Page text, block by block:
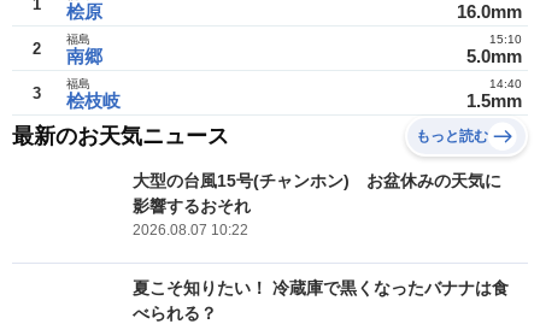
1 桧原 16.0mm
2 南郷
福島
5.0mm
15:10
3 桧枝岐
福島
1.5mm
14:40
最新のお天気ニュース もっと読む
大型の台風15号(チャンホン) お盆休みの天気に
影響するおそれ
2026.08.07 10:22
夏こそ知りたい！ 冷蔵庫で黒くなったバナナは食
べられる？